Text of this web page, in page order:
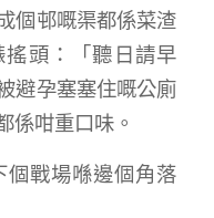
個邨嘅渠都係菜渣
頭：「聽日請早
避孕塞塞住嘅公廁
係咁重口味。
戰場喺邊個角落